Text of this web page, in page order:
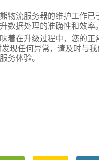
物流服务器的维护工作
数据处理的准确性和效率
着在升级过程中，您的
现任何异常，请及时与
务体验。